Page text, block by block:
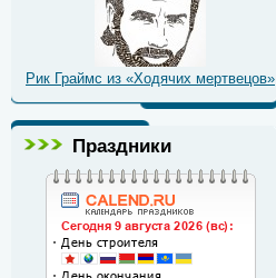
Рик Граймс из «Ходячих мертвецов»
Праздники